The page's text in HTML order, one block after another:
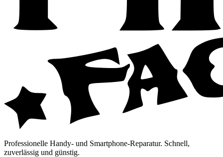
Professionelle Handy- und Smartphone-Reparatur. Schnell,
zuverlässig und günstig.